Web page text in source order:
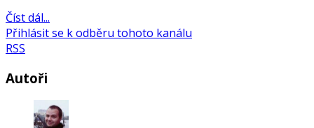
Číst dál...
Přihlásit se k odběru tohoto kanálu
RSS
Autoři